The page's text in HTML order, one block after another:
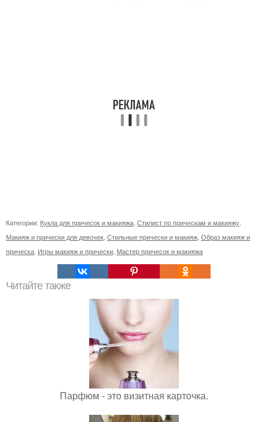
Категории: Кукла для причесок и макияжа Стилист по прическам и макияжу
Макияж и прически для девочек Стильные прически и макияж Образ макияж и
прическа Игры макияж и прически Мастер причесок и макияжа
Читайте также
Парфюм - это визитная карточка.